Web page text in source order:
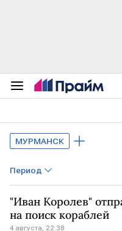
МУРМАНСК
Период
"Иван Королев"
на поиск кораблей
4 августа, 22:38